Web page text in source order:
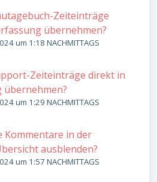
Zeiteinträge
übernehmen?
um 1:18 NACHMITTAGS
Zeiteinträge direkt in
übernehmen?
um 1:29 NACHMITTAGS
Kommentare in der
ausblenden?
um 1:57 NACHMITTAGS